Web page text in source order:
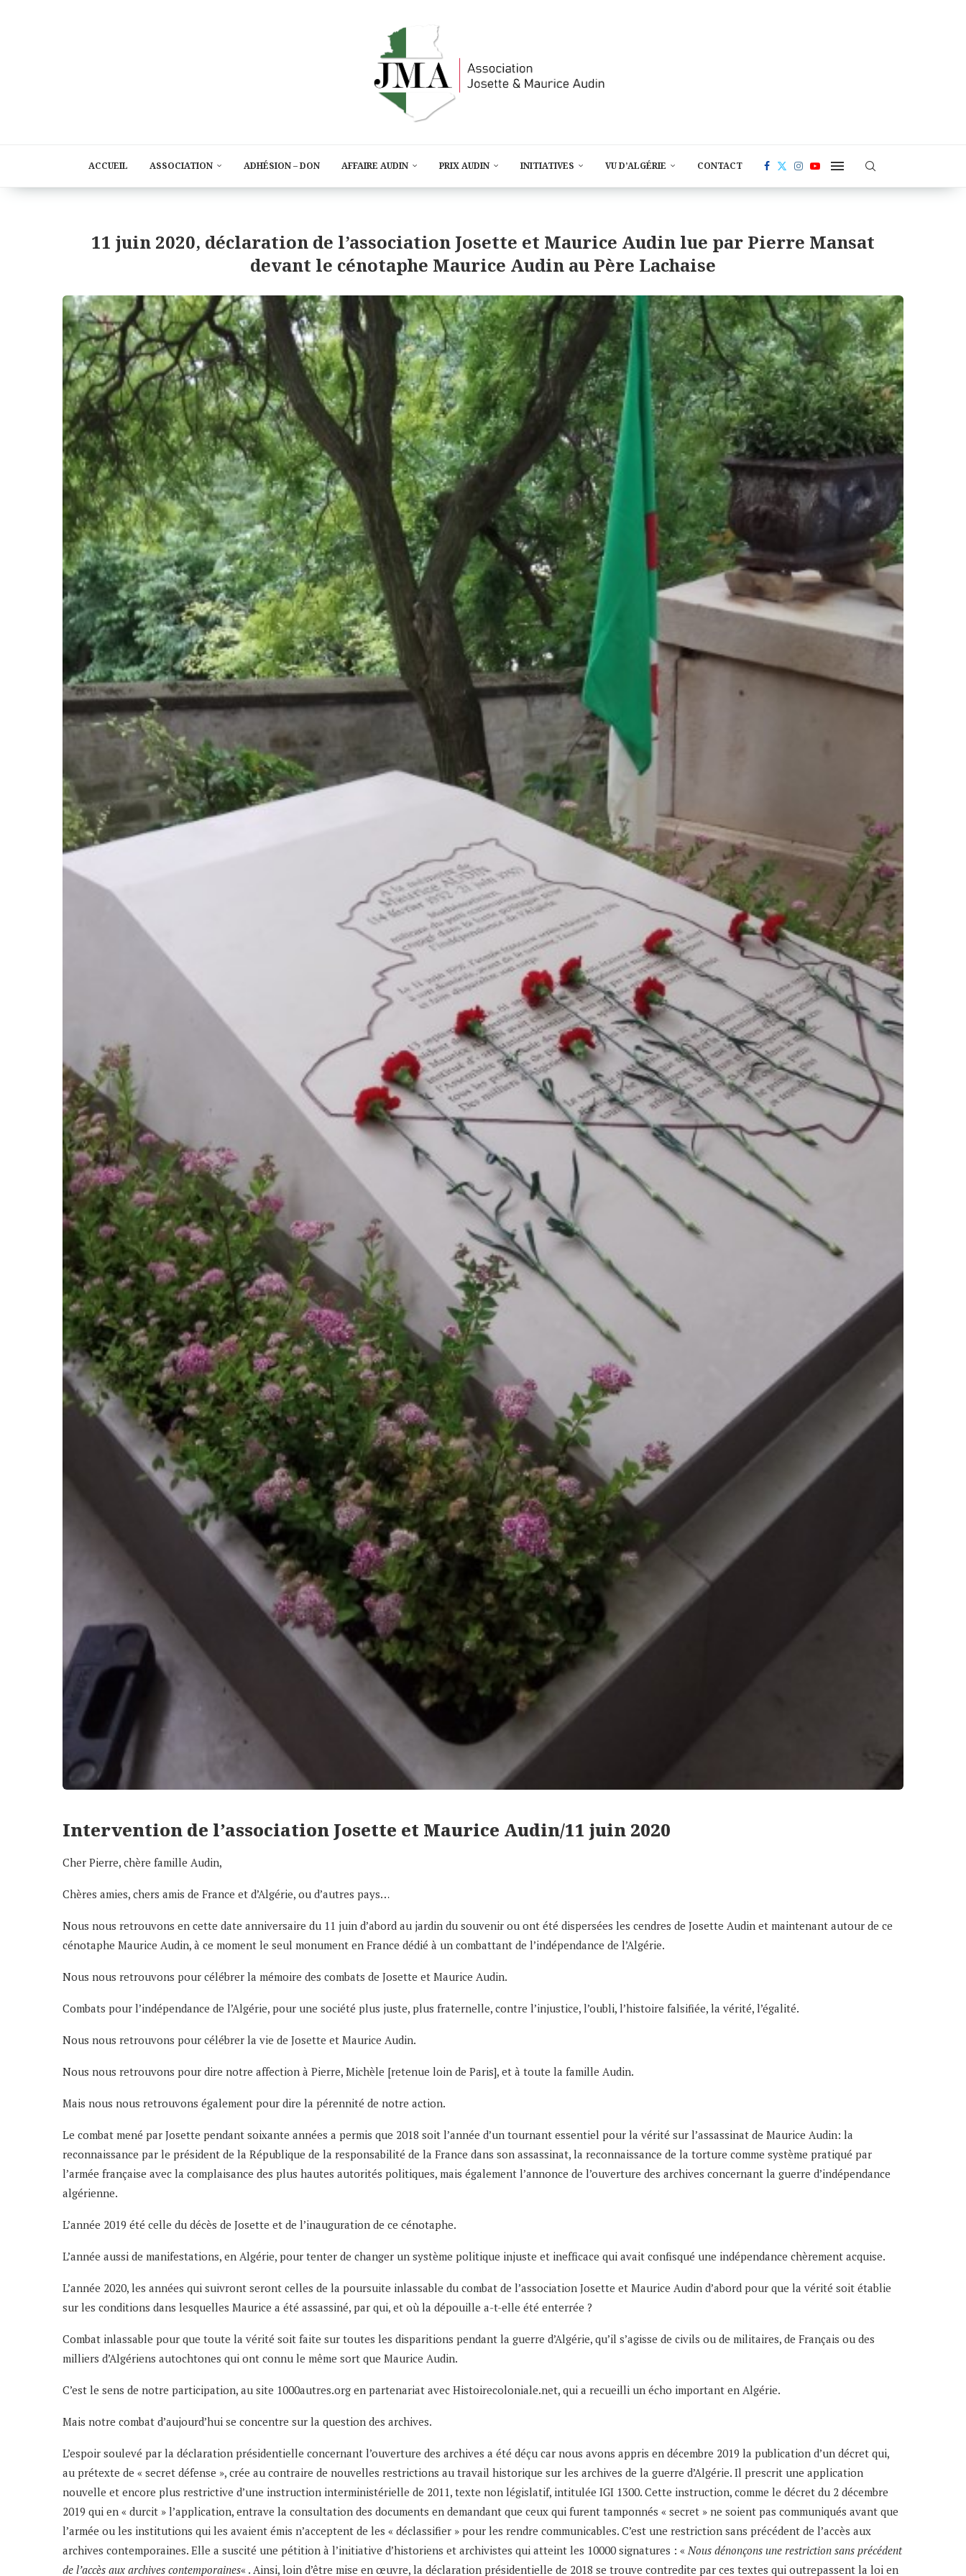
ACCUEIL ASSOCIATION ADHÉSION – DON AFFAIRE AUDIN PRIX AUDIN INITIATIVES VU D’ALGÉRIE CONTACT
11 juin 2020, déclaration de l’association Josette et Maurice Audin lue par Pierre Mansat
devant le cénotaphe Maurice Audin au Père Lachaise
Intervention de l’association Josette et Maurice Audin/11 juin 2020
Cher Pierre, chère famille Audin,
Chères amies, chers amis de France et d’Algérie, ou d’autres pays…
Nous nous retrouvons en cette date anniversaire du 11 juin d’abord au jardin du souvenir ou ont été dispersées les cendres de Josette Audin et maintenant autour de ce
cénotaphe Maurice Audin, à ce moment le seul monument en France dédié à un combattant de l’indépendance de l’Algérie.
Nous nous retrouvons pour célébrer la mémoire des combats de Josette et Maurice Audin.
Combats pour l’indépendance de l’Algérie, pour une société plus juste, plus fraternelle, contre l’injustice, l’oubli, l’histoire falsifiée, la vérité, l’égalité.
Nous nous retrouvons pour célébrer la vie de Josette et Maurice Audin.
Nous nous retrouvons pour dire notre affection à Pierre, Michèle [retenue loin de Paris], et à toute la famille Audin.
Mais nous nous retrouvons également pour dire la pérennité de notre action.
Le combat mené par Josette pendant soixante années a permis que 2018 soit l’année d’un tournant essentiel pour la vérité sur l’assassinat de Maurice Audin: la
reconnaissance par le président de la République de la responsabilité de la France dans son assassinat, la reconnaissance de la torture comme système pratiqué par
l’armée française avec la complaisance des plus hautes autorités politiques, mais également l’annonce de l’ouverture des archives concernant la guerre d’indépendance
algérienne.
L’année 2019 été celle du décès de Josette et de l’inauguration de ce cénotaphe.
L’année aussi de manifestations, en Algérie, pour tenter de changer un système politique injuste et inefficace qui avait confisqué une indépendance chèrement acquise.
L’année 2020, les années qui suivront seront celles de la poursuite inlassable du combat de l’association Josette et Maurice Audin d’abord pour que la vérité soit établie
sur les conditions dans lesquelles Maurice a été assassiné, par qui, et où la dépouille a-t-elle été enterrée ?
Combat inlassable pour que toute la vérité soit faite sur toutes les disparitions pendant la guerre d’Algérie, qu’il s’agisse de civils ou de militaires, de Français ou des
milliers d’Algériens autochtones qui ont connu le même sort que Maurice Audin.
C’est le sens de notre participation, au site 1000autres.org en partenariat avec Histoirecoloniale.net, qui a recueilli un écho important en Algérie.
Mais notre combat d’aujourd’hui se concentre sur la question des archives.
L’espoir soulevé par la déclaration présidentielle concernant l’ouverture des archives a été déçu car nous avons appris en décembre 2019 la publication d’un décret qui,
au prétexte de « secret défense », crée au contraire de nouvelles restrictions au travail historique sur les archives de la guerre d’Algérie. Il prescrit une application
nouvelle et encore plus restrictive d’une instruction interministérielle de 2011, texte non législatif, intitulée IGI 1300. Cette instruction, comme le décret du 2 décembre
2019 qui en « durcit » l’application, entrave la consultation des documents en demandant que ceux qui furent tamponnés « secret » ne soient pas communiqués avant que
l’armée ou les institutions qui les avaient émis n’acceptent de les « déclassifier » pour les rendre communicables. C’est une restriction sans précédent de l’accès aux
archives contemporaines. Elle a suscité une pétition à l’initiative d’historiens et archivistes qui atteint les 10000 signatures : «Nous dénonçons une restriction sans précédent
de l’accès aux archives contemporaines« . Ainsi, loin d’être mise en œuvre, la déclaration présidentielle de 2018 se trouve contredite par ces textes qui outrepassent la loi en